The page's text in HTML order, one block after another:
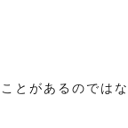
とがあるのではな